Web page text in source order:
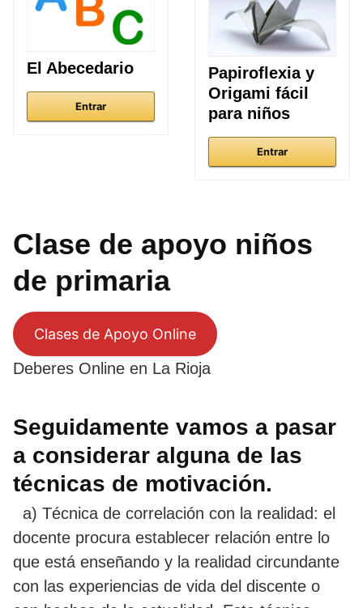
El Abecedario
Entrar
Papiroflexia y
Origami fácil
para niños
Entrar
Clase de apoyo niños
de primaria
Clases de Apoyo Online
Deberes Online en La Rioja
Seguidamente vamos a pasar
a considerar alguna de las
técnicas de motivación.
a) Técnica de correlación con la realidad: el
docente procura establecer relación entre lo
que está enseñando y la realidad circundante
con las experiencias de vida del discente o